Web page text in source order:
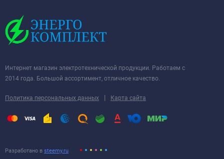
Интернет магазин электротехнической продукции. Работаем с
2014 года. Большой ассортимент, отличное качество.
Политика персональных данных | Карта сайта
Разработано в steemy.ru